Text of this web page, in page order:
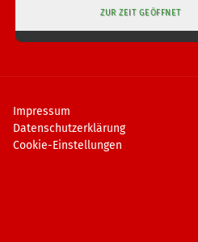
ZUR ZEIT GEÖFFNET
Impressum
Datenschutzerklärung
Cookie-Einstellungen